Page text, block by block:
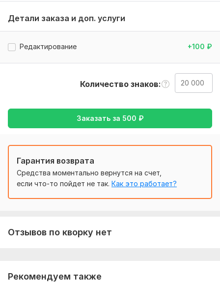
Нужно для заказа:
требованиях. Также если есть какие-то пожелания по
Детали заказа и доп. услуги
Редактирование +100 ₽
Количество знаков
Заказать за 500 ₽
Гарантия возврата
Средства моментально вернутся на счет,
если что-то пойдет не так. Как это работает?
Отзывов по кворку нет
Рекомендуем также